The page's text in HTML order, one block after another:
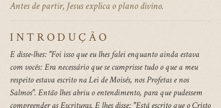
Antes de partir, Jesus explica o plano divino.
INTRODUÇÃO
E disse-lhes: "Foi isso que eu lhes falei enquanto ainda estava
com vocês: Era necessário que se cumprisse tudo o que a meu
respeito estava escrito na Lei de Moisés, nos Profetas e nos
Salmos". Então lhes abriu o entendimento, para que pudessem
compreender as Escrituras. E lhes disse: "Está escrito que o Cristo